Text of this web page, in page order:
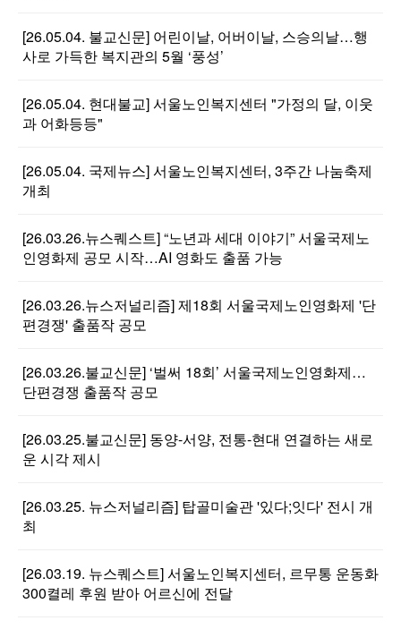
[26.05.04. 불교신문] 어린이날, 어버이날, 스승의날…행
사로 가득한 복지관의 5월 ‘풍성’
[26.05.04. 현대불교] 서울노인복지센터 "가정의 달, 이웃
과 어화등등"
[26.05.04. 국제뉴스] 서울노인복지센터, 3주간 나눔축제
개최
[26.03.26.뉴스퀘스트] “노년과 세대 이야기” 서울국제노
인영화제 공모 시작…AI 영화도 출품 가능
[26.03.26.뉴스저널리즘] 제18회 서울국제노인영화제 '단
편경쟁' 출품작 공모
[26.03.26.불교신문] ‘벌써 18회’ 서울국제노인영화제…
단편경쟁 출품작 공모
[26.03.25.불교신문] 동양-서양, 전통-현대 연결하는 새로
운 시각 제시
[26.03.25. 뉴스저널리즘] 탑골미술관 '있다;잇다' 전시 개
최
[26.03.19. 뉴스퀘스트] 서울노인복지센터, 르무통 운동화
300켤레 후원 받아 어르신에 전달